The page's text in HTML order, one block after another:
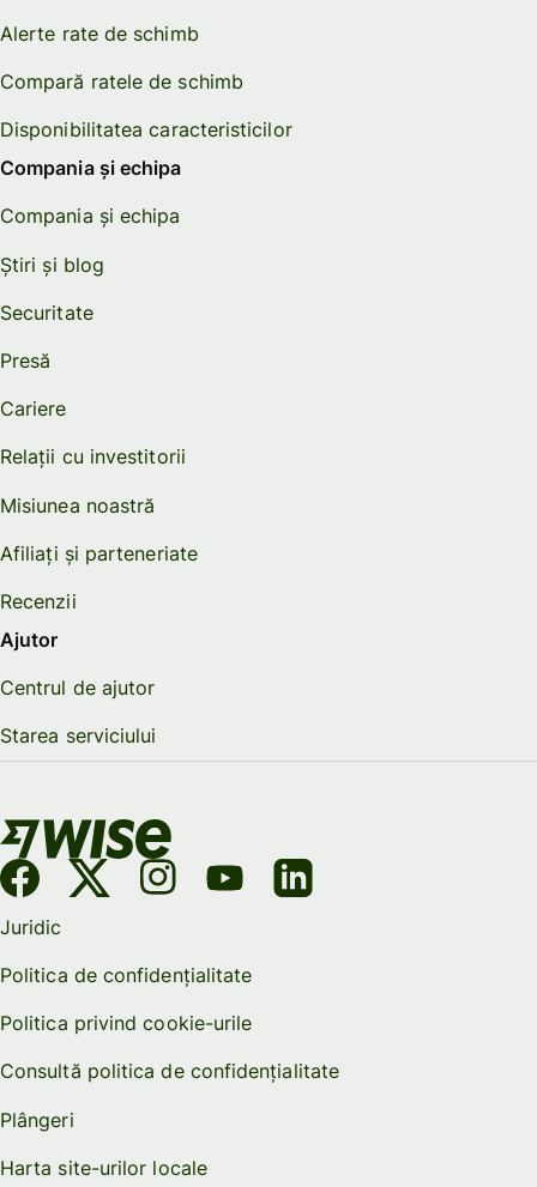
Alerte rate de schimb
Compară ratele de schimb
Disponibilitatea caracteristicilor
Compania și echipa
Compania și echipa
Știri și blog
Securitate
Presă
Cariere
Relații cu investitorii
Misiunea noastră
Afiliați și parteneriate
Recenzii
Ajutor
Centrul de ajutor
Starea serviciului
Juridic
Politica de confidențialitate
Politica privind cookie-urile
Consultă politica de confidențialitate
Plângeri
Harta site-urilor locale